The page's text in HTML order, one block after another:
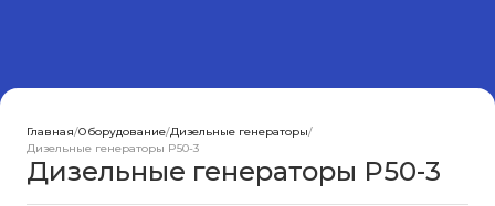
Главная/Оборудование/Дизельные генераторы/
Дизельные генераторы P50-3
Дизельные генераторы P50-3